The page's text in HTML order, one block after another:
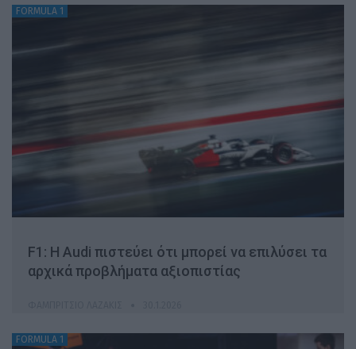
FORMULA 1
F1: Η Audi πιστεύει ότι μπορεί να επιλύσει τα
αρχικά προβλήματα αξιοπιστίας
FORMULA 1